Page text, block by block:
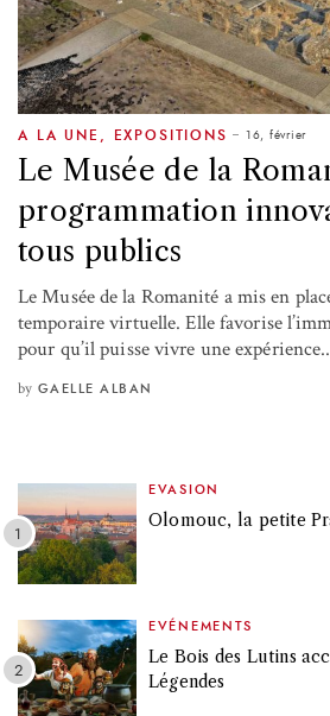
A LA UNE EXPOSITIONS 16, février
Le Musée de la
programmation
tous publics
Le Musée de la Romanité a mis en
temporaire virtuelle. Elle favorise
pour qu’il puisse vivre une expérience..
by GAELLE ALBAN
EVASION
Olomouc, la petite
EVÉNEMENTS
Le Bois des Lutins
Légendes